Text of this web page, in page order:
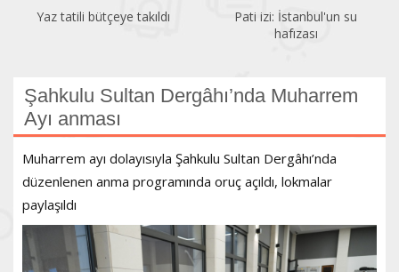
Yaz tatili bütçeye takıldı
Pati izi: İstanbul'un su
hafızası
Şahkulu Sultan Dergâhı’nda Muharrem
Ayı anması
Muharrem ayı dolayısıyla Şahkulu Sultan Dergâhı’nda
düzenlenen anma programında oruç açıldı, lokmalar
paylaşıldı